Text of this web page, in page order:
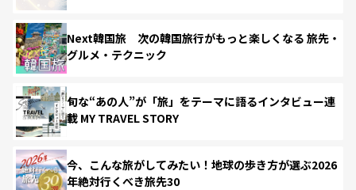
Next韓国旅 次の韓国旅行がもっと楽しくなる 旅先・
グルメ・テクニック
旬な“あの人”が「旅」をテーマに語るインタビュー連
載 MY TRAVEL STORY
今、こんな旅がしてみたい！地球の歩き方が選ぶ2026
年絶対行くべき旅先30